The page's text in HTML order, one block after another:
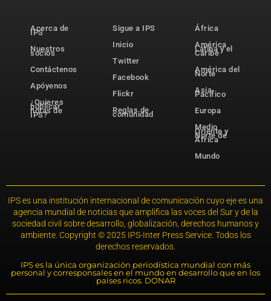
Acerca de
IPS
Nuestros
socios
Contáctenos
Apóyenos
¿Quieres
publicar
notas de
IPS?
Sigue a IPS
Inicio
Twitter
Facebook
Flickr
Reglas de
comunidad
África
América
Latina y el
Caribe
América del
Norte
Asia-
Pacífico
Europa
Medio
Oriente y
Norte de
África
Mundo
IPS es una institución internacional de comunicación cuyo eje es una
agencia mundial de noticias que amplifica las voces del Sur y de la
sociedad civil sobre desarrollo, globalización, derechos humanos y
ambiente. Copyright © 2025 IPS-Inter Press Service. Todos los
derechos reservados.
IPS es la única organización periodística mundial con más
personal y corresponsales en el mundo en desarrollo que en los
países ricos. DONAR